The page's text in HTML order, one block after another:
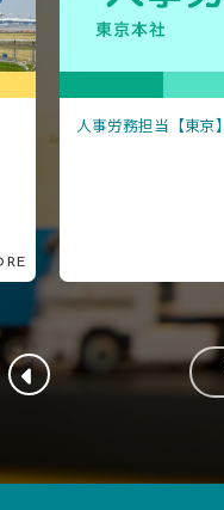
人事労務担当【東京】